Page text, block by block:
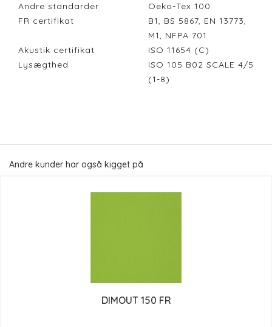
Andre standarder
Oeko-Tex 100
FR certifikat
B1, BS 5867, EN 13773,
M1, NFPA 701
Akustik certifikat
ISO 11654 (C)
Lysægthed
ISO 105 B02 SCALE 4/5
(1-8)
Andre kunder har også kigget på
DIMOUT 150 FR